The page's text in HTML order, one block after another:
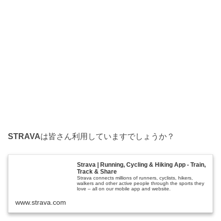
STRAVAは皆さん利用していますでしょうか？
Strava | Running, Cycling & Hiking App - Train,
Track & Share
Strava connects millions of runners, cyclists, hikers,
walkers and other active people through the sports they
love – all on our mobile app and website.
www.strava.com